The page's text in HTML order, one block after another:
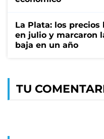
La Plata: los precios
en julio y marcaron
baja en un año
TU